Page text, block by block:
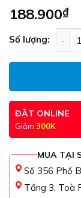
188.900₫
Số lượng:
ĐẶT ONLINE
Giảm 300K
MUA TẠI
Số 356 Phố
Tầng 3, Toà